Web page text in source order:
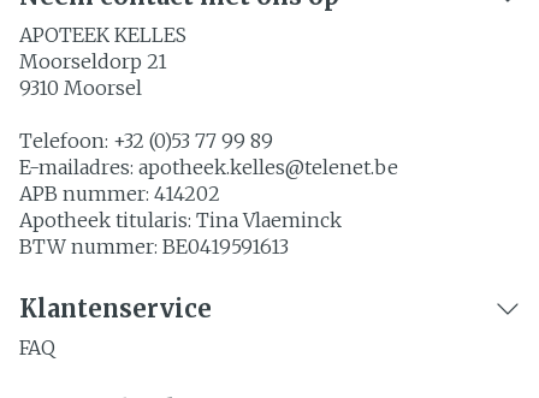
APOTEEK KELLES
Moorseldorp 21
9310 Moorsel
Telefoon: +32 (0)53 77 99 89
E-mailadres: apotheek.kelles@telenet.be
APB nummer: 414202
Apotheek titularis: Tina Vlaeminck
BTW nummer: BE0419591613
Klantenservice
FAQ